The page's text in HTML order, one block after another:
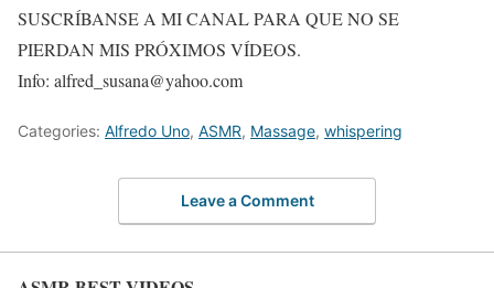
SUSCRÍBANSE A MI CANAL PARA QUE NO SE
PIERDAN MIS PRÓXIMOS VÍDEOS.
Info: alfred_susana@yahoo.com
Categories: Alfredo Uno, ASMR, Massage, whispering
Leave a Comment